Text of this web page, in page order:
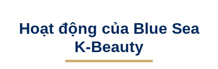
Hoạt động của Blue Sea
K-Beauty